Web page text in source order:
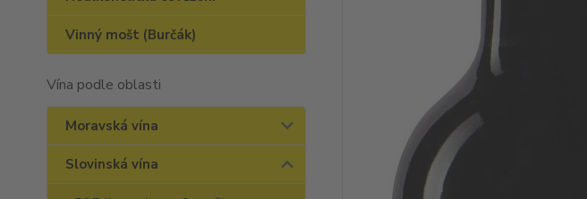
Vinný mošt (Burčák)
Vína podle oblasti
Moravská vína
Slovinská vína